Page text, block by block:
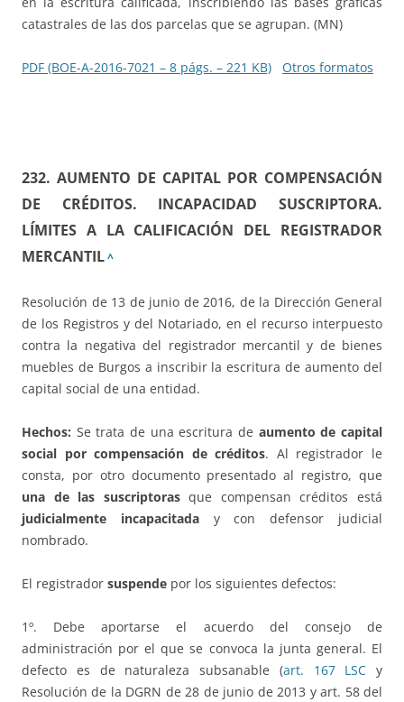
catastrales de las dos parcelas que se agrupan. (MN)
PDF (BOE-A-2016-7021 – 8 págs. – 221 KB) Otros formatos
232. AUMENTO DE CAPITAL POR COMPENSACIÓN
DE CRÉDITOS. INCAPACIDAD SUSCRIPTORA.
LÍMITES A LA CALIFICACIÓN DEL REGISTRADOR
MERCANTIL^
Resolución de 13 de junio de 2016, de la Dirección General
de los Registros y del Notariado, en el recurso interpuesto
contra la negativa del registrador mercantil y de bienes
muebles de Burgos a inscribir la escritura de aumento del
capital social de una entidad.
Hechos: Se trata de una escritura de aumento de capital
social por compensación de créditos. Al registrador le
consta, por otro documento presentado al registro, que
una de las suscriptorasque compensan créditos está
judicialmente incapacitaday con defensor judicial
nombrado.
El registrador suspende por los siguientes defectos:
1º. Debe aportarse el acuerdo del consejo de
administración por el que se convoca la junta general. El
defecto es de naturaleza subsanable (art. 167 LSC y
Resolución de la DGRN de 28 de junio de 2013 y art. 58 del